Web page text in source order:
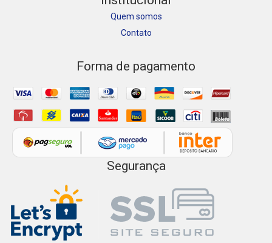
Quem somos
Contato
Forma de pagamento
Segurança